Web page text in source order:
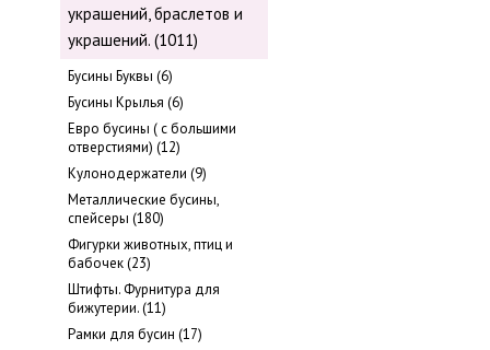
украшений, браслетов и
украшений. (1011)
Бусины Буквы (6)
Бусины Крылья (6)
Евро бусины ( с большими
отверстиями) (12)
Кулонодержатели (9)
Металлические бусины,
cпейсеры (180)
Фигурки животных, птиц и
бабочек (23)
Штифты. Фурнитура для
бижутерии. (11)
Рамки для бусин (17)